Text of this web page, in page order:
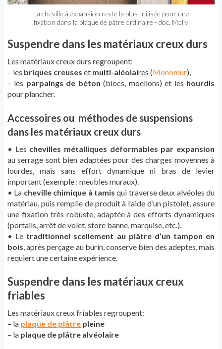
La cheville à expansion reste la plus utilisée pour une
fixation dans la plaque de pâtre ordinaire - doc. Molly
Suspendre dans les matériaux creux durs
Les matériaux creux durs regroupent:
– les briques creuses et multi-aléolaires (Monomur),
– les parpaings de béton (blocs, moellons) et les hourdis
pour plancher.
Accessoires ou méthodes de suspensions
dans les matériaux creux durs
• Les chevilles métalliques déformables par expansion
au serrage sont bien adaptées pour des charges moyennes à
lourdes, mais sans effort dynamique ni bras de levier
important (exemple : meubles muraux).
• La cheville chimique à tamis qui traverse deux alvéoles du
matériau, puis remplie de produit à l’aide d’un pistolet, assure
une fixation très robuste, adaptée à des efforts dynamiques
(portails, arrêt de volet, store banne, marquise, etc.).
• Le traditionnel scellement au plâtre d’un tampon en
bois , après perçage au burin, conserve bien des adeptes, mais
requiert une certaine expérience.
Suspendre dans les matériaux creux
friables
Les matériaux creux friables regroupent:
– la plaque de plâtre pleine
– la plaque de plâtre alvéolaire